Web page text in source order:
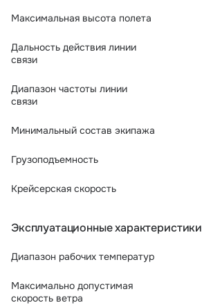
Максимальная высота полета
Дальность действия линии
связи
Диапазон частоты линии
связи
Минимальный состав экипажа
Грузоподъемность
Крейсерская скорость
Эксплуатационные характеристики
Диапазон рабочих температур
Максимально допустимая
скорость ветра